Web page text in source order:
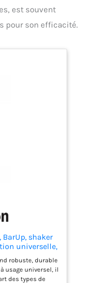
est souvent
pour son efficacité.
BarUp, shaker
universelle,
au lave-
robuste, durable
usage universel, il
des types de